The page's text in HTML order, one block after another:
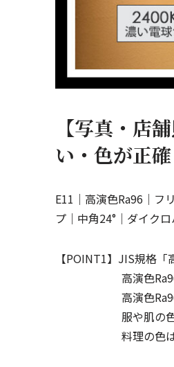
【写真・店
い・色が正
E11｜高演色Ra96｜フ
プ｜中角24°｜ダイク
【POINT1】JIS規格
高演色Ra96は「
高演色Ra96の光
服や肌の色はキレ
料理の色はより